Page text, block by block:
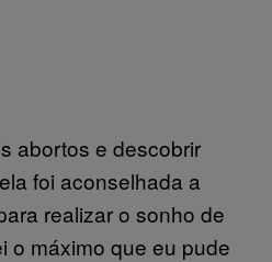
abortos e descobrir
foi aconselhada a
realizar o sonho de
o máximo que eu pude